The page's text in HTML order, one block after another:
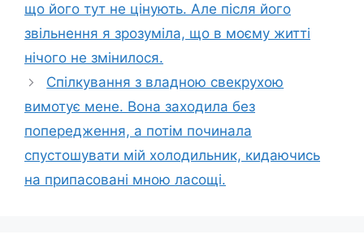
що його тут не цінують. Але після його
звільнення я зрозуміла, що в моєму житті
нічого не змінилося.
Спілкування з владною свекрухою
вимотує мене. Вона заходила без
попередження, а потім починала
спустошувати мій холодильник, кидаючись
на припасовані мною ласощі.